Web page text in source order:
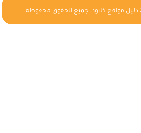
دليل مواقع كلاود, جميع الحقوق محفوظة.